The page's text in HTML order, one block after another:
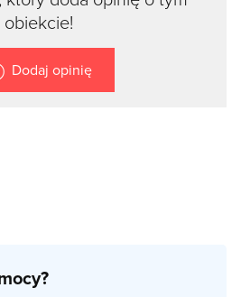
obiekcie!
Dodaj opinię